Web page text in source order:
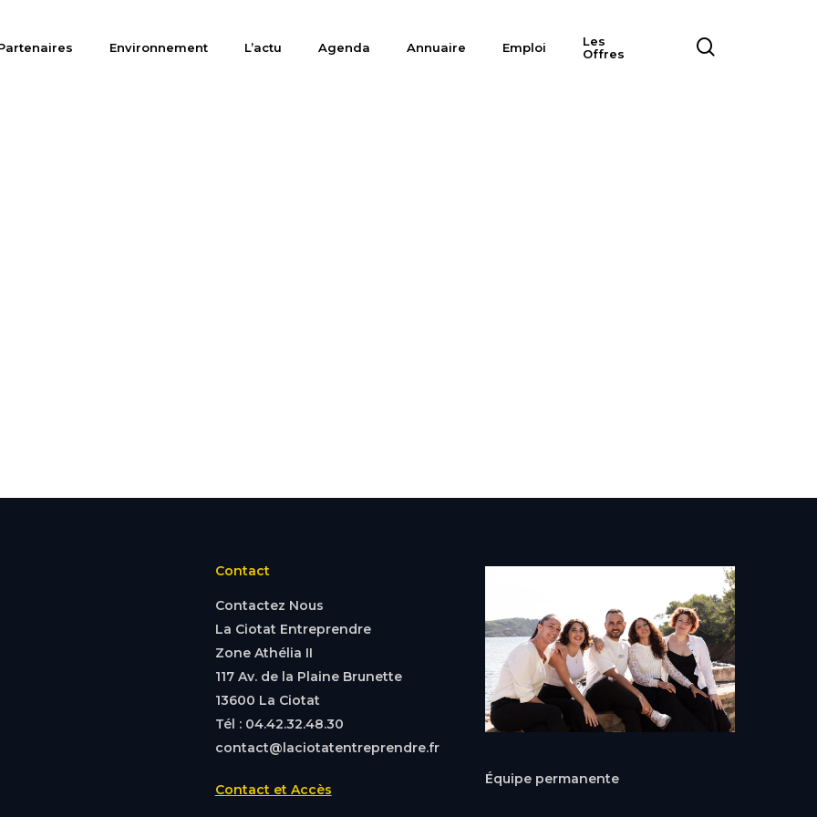
Environnement L’actu Agenda Annuaire Emploi
Les
Offres
Contact
Contactez Nous
La Ciotat Entreprendre
Zone Athélia II
117 Av. de la Plaine Brunette
13600 La Ciotat
Tél : 04.42.32.48.30
contact@laciotatentreprendre.fr
Contact et Accès
Équipe permanente